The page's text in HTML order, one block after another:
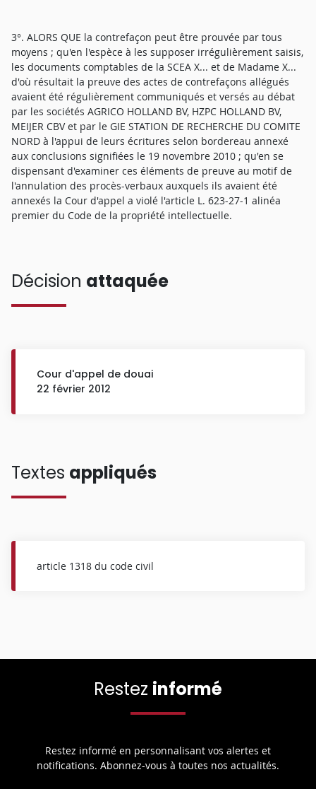
3°. ALORS QUE la contrefaçon peut être prouvée par tous
moyens ; qu'en l'espèce à les supposer irrégulièrement saisis,
les documents comptables de la SCEA X... et de Madame X...
d'où résultait la preuve des actes de contrefaçons allégués
avaient été régulièrement communiqués et versés au débat
par les sociétés AGRICO HOLLAND BV, HZPC HOLLAND BV,
MEIJER CBV et par le GIE STATION DE RECHERCHE DU COMITE
NORD à l'appui de leurs écritures selon bordereau annexé
aux conclusions signifiées le 19 novembre 2010 ; qu'en se
dispensant d'examiner ces éléments de preuve au motif de
l'annulation des procès-verbaux auxquels ils avaient été
annexés la Cour d'appel a violé l'article L. 623-27-1 alinéa
premier du Code de la propriété intellectuelle.
Décision attaquée
Cour d'appel de douai
22 février 2012
Textes appliqués
article 1318 du code civil
Restez informé
Restez informé en personnalisant vos alertes et
notifications. Abonnez-vous à toutes nos actualités.